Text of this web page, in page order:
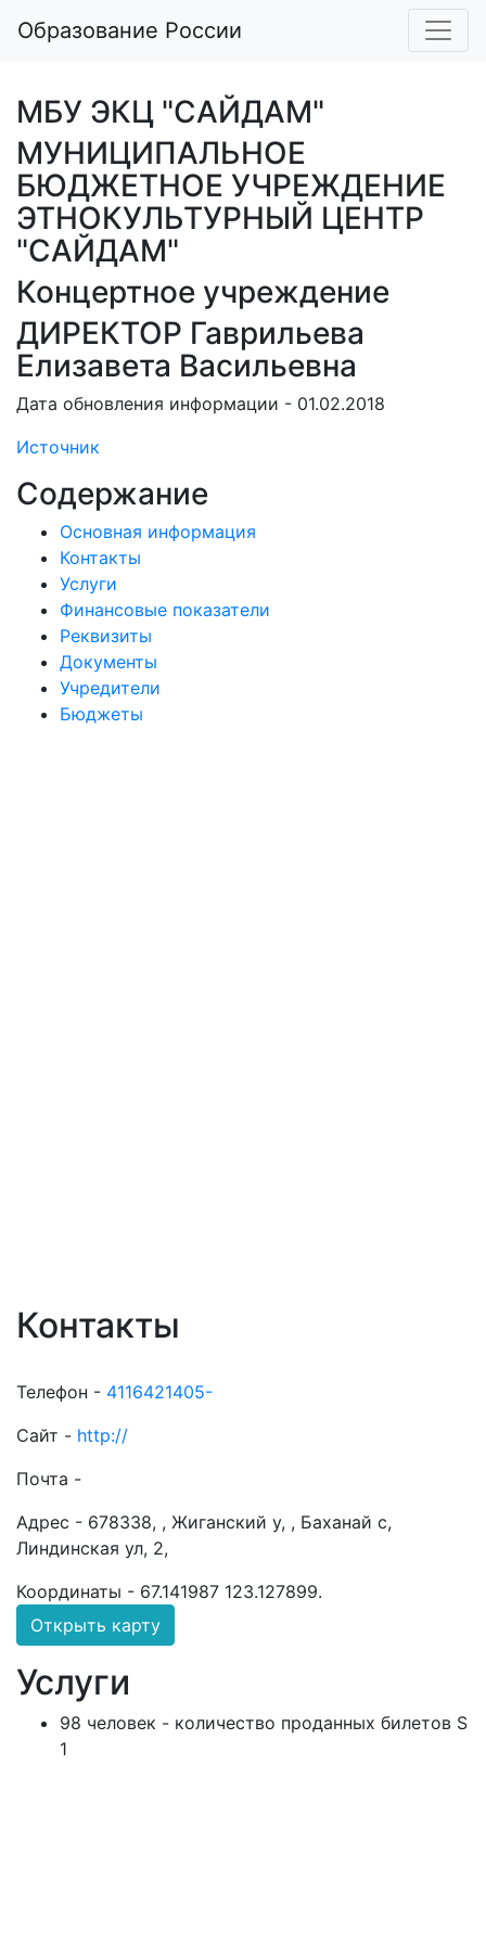
Образование России
МБУ ЭКЦ "САЙДАМ"
МУНИЦИПАЛЬНОЕ
БЮДЖЕТНОЕ УЧРЕЖДЕНИЕ
ЭТНОКУЛЬТУРНЫЙ ЦЕНТР
"САЙДАМ"
Концертное учреждение
ДИРЕКТОР Гаврильева
Елизавета Васильевна
Дата обновления информации - 01.02.2018
Источник
Содержание
Основная информация
Контакты
Услуги
Финансовые показатели
Реквизиты
Документы
Учредители
Бюджеты
Контакты
Телефон - 4116421405-
Сайт - http://
Почта -
Адрес - 678338, , Жиганский у, , Баханай с,
Линдинская ул, 2,
Координаты - 67.141987 123.127899.
Открыть карту
Услуги
98 человек - количество проданных билетов S
1